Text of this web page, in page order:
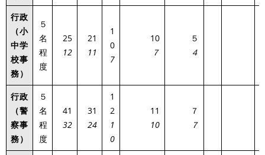
行政
（小
中学
校事
務）
５
名
程
度
25
12
21
11
1
0
7
10
７
５
４
行政
（警
察事
務）
５
名
程
度
41
32
31
24
1
2
1
0
11
10
７
７